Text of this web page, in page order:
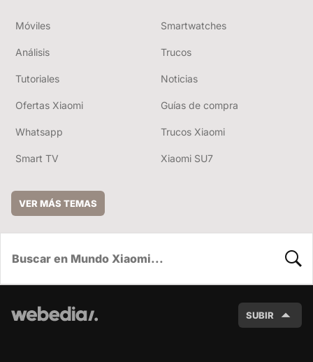
Móviles Smartwatches
Análisis Trucos
Tutoriales Noticias
Ofertas Xiaomi Guías de compra
Whatsapp Trucos Xiaomi
Smart TV Xiaomi SU7
VER MÁS TEMAS
SUBIR